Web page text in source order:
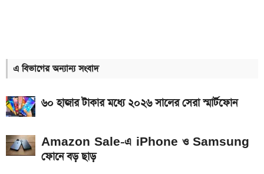
আজকের সকল দেশের টাকার রেট: ০৭ আগস্ট ২০২৬
এসএসসি ও সমমানের ফল কবে জানাল শিক্ষা বোর্ড
৭০৫০mAh ব্যাটারি ও ১২০Hz কার্ভড ডিসপ্লেতে ভিভো S2
এ বিভাগের অন্যান্য সংবাদ
৬০ হাজার টাকার মধ্যে ২০২৬ সালের সেরা স্মার্টফোন
Amazon Sale-এ iPhone ও Samsung
ফোনে বড় ছাড়